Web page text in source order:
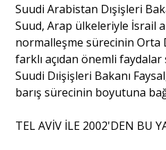
Suudi Arabistan Dışişleri
Suud, Arap ülkeleriyle İsrail
normalleşme sürecinin
farklı açıdan önemli faydalar
Suudi Dıişişleri Bakanı
barış sürecinin boyutuna
TEL AVİV İLE 2002'DEN BU